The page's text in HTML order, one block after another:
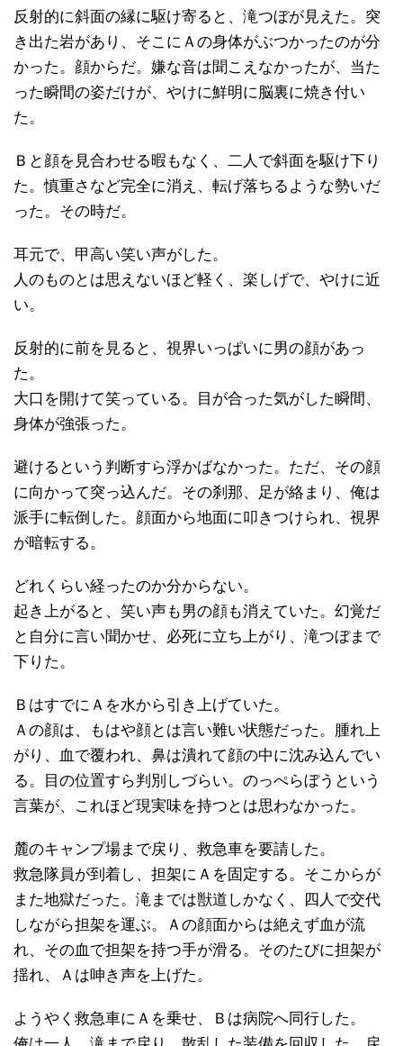
反射的に斜面の縁に駆け寄ると、滝つぼが見えた。突
き出た岩があり、そこにＡの身体がぶつかったのが分
かった。顔からだ。嫌な音は聞こえなかったが、当た
った瞬間の姿だけが、やけに鮮明に脳裏に焼き付い
た。
Ｂと顔を見合わせる暇もなく、二人で斜面を駆け下り
た。慎重さなど完全に消え、転げ落ちるような勢いだ
った。その時だ。
耳元で、甲高い笑い声がした。
人のものとは思えないほど軽く、楽しげで、やけに近
い。
反射的に前を見ると、視界いっぱいに男の顔があっ
た。
大口を開けて笑っている。目が合った気がした瞬間、
身体が強張った。
避けるという判断すら浮かばなかった。ただ、その顔
に向かって突っ込んだ。その刹那、足が絡まり、俺は
派手に転倒した。顔面から地面に叩きつけられ、視界
が暗転する。
どれくらい経ったのか分からない。
起き上がると、笑い声も男の顔も消えていた。幻覚だ
と自分に言い聞かせ、必死に立ち上がり、滝つぼまで
下りた。
ＢはすでにＡを水から引き上げていた。
Ａの顔は、もはや顔とは言い難い状態だった。腫れ上
がり、血で覆われ、鼻は潰れて顔の中に沈み込んでい
る。目の位置すら判別しづらい。のっぺらぼうという
言葉が、これほど現実味を持つとは思わなかった。
麓のキャンプ場まで戻り、救急車を要請した。
救急隊員が到着し、担架にＡを固定する。そこからが
また地獄だった。滝までは獣道しかなく、四人で交代
しながら担架を運ぶ。Ａの顔面からは絶えず血が流
れ、その血で担架を持つ手が滑る。そのたびに担架が
揺れ、Ａは呻き声を上げた。
ようやく救急車にＡを乗せ、Ｂは病院へ同行した。